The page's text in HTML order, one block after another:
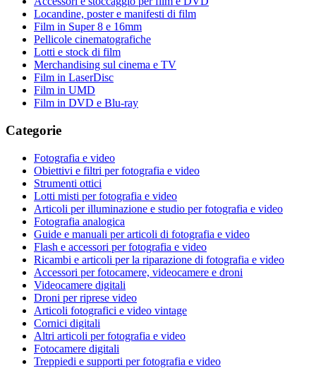
Locandine, poster e manifesti di film
Film in Super 8 e 16mm
Pellicole cinematografiche
Lotti e stock di film
Merchandising sul cinema e TV
Film in LaserDisc
Film in UMD
Film in DVD e Blu-ray
Categorie
Fotografia e video
Obiettivi e filtri per fotografia e video
Strumenti ottici
Lotti misti per fotografia e video
Articoli per illuminazione e studio per fotografia e video
Fotografia analogica
Guide e manuali per articoli di fotografia e video
Flash e accessori per fotografia e video
Ricambi e articoli per la riparazione di fotografia e video
Accessori per fotocamere, videocamere e droni
Videocamere digitali
Droni per riprese video
Articoli fotografici e video vintage
Cornici digitali
Altri articoli per fotografia e video
Fotocamere digitali
Treppiedi e supporti per fotografia e video